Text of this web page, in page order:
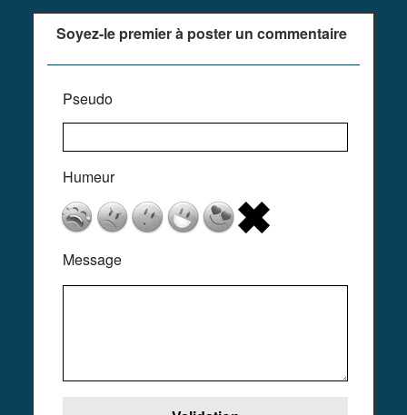
Soyez-le premier à poster un commentaire
Pseudo
Humeur
Message